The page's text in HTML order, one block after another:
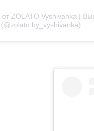
от ZOLATO Vyshivanka |
(@zolato.by_vyshivanka)